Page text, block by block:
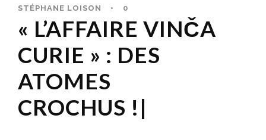
STÉPHANE LOISON • 0
« L’AFFAIRE VINČA
CURIE » : DES
ATOMES
CROCHUS !|